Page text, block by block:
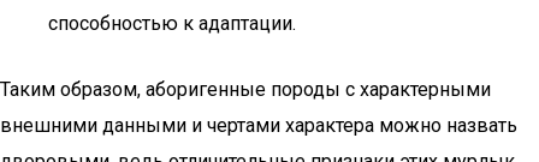
способностью к адаптации.
Таким образом, аборигенные породы с характерными
внешними данными и чертами характера можно назвать